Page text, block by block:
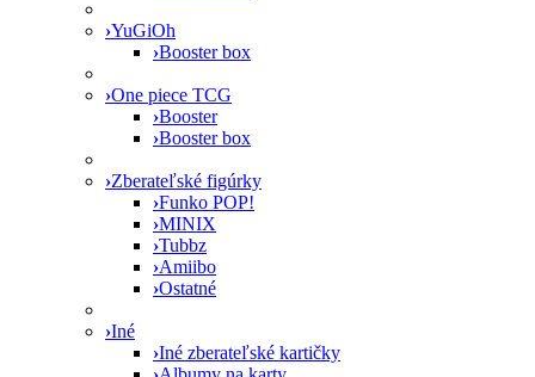
›YuGiOh
›Booster box
›One piece TCG
›Booster
›Booster box
›Zberateľské figúrky
›Funko POP!
›MINIX
›Tubbz
›Amiibo
›Ostatné
›Iné
›Iné zberateľské kartičky